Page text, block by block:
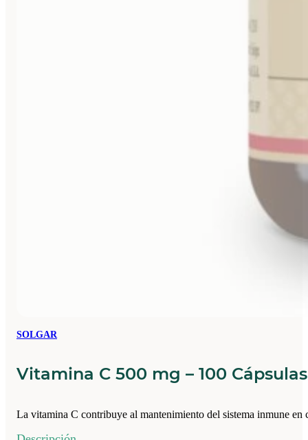
SOLGAR
Vitamina C 500 mg – 100
La vitamina C contribuye al mantenimiento del sistema inmune en